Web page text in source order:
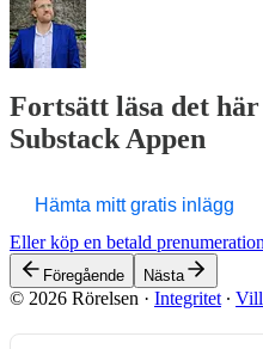
Fortsätt läsa det
Substack Appen
Hämta mitt gratis inlägg
Eller köp en betald prenumeration
Föregående Nästa
© 2026 Rörelsen · Integritet ∙